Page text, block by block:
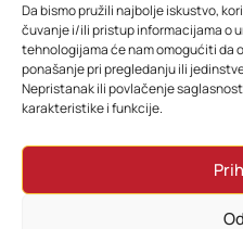
Da bismo pružili najbolje iskustvo,
čuvanje i/ili pristup informacijama o
tehnologijama će nam omogućiti da
ponašanje pri pregledanju ili
Nepristanak ili povlačenje
karakteristike i funkcije.